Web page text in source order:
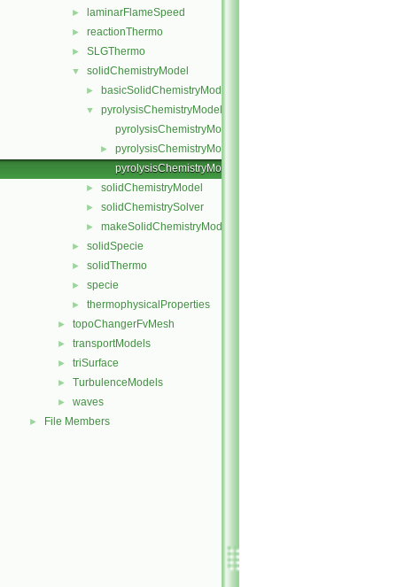
► laminarFlameSpeed
► reactionThermo
► SLGThermo
▼ solidChemistryModel
► basicSolidChemistryModel
▼
pyrolysisChemistryModel
pyrolysisChemistryModel.C
►
pyrolysisChemistryModel.H
pyrolysisChemistryModelI.H
► solidChemistryModel
► solidChemistrySolver
► makeSolidChemistryModel.H
► solidSpecie
► solidThermo
► specie
► thermophysicalProperties
► topoChangerFvMesh
► transportModels
► triSurface
► TurbulenceModels
► waves
► File Members